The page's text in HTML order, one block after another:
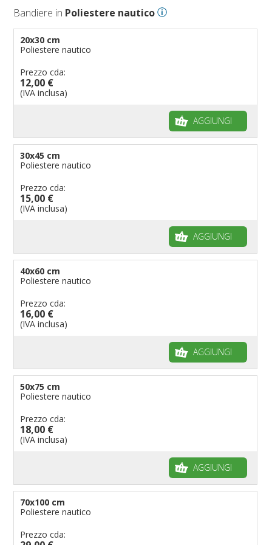
Bandiere per eventi religiosi
Bandiere per ambasciate
Bandiere per riserve naturali e parchi
Bandiere per musicisti
pennoni per bandiere
Bandiere in Poliestere nautico
20x30 cm
Poliestere nautico
Prezzo cda:
12,00 €
(IVA inclusa)
AGGIUNGI
30x45 cm
Poliestere nautico
Prezzo cda:
15,00 €
(IVA inclusa)
AGGIUNGI
40x60 cm
Poliestere nautico
Prezzo cda:
16,00 €
(IVA inclusa)
AGGIUNGI
50x75 cm
Poliestere nautico
Prezzo cda:
18,00 €
(IVA inclusa)
AGGIUNGI
70x100 cm
Poliestere nautico
Prezzo cda: